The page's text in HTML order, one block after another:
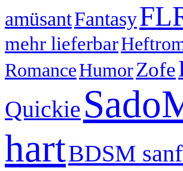
amüsantFantasy
mehr lieferbar
RomanceHumorZofe
Quickie
hartBDSM